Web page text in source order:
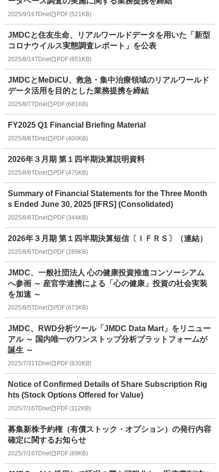
2025/9/16TDnet PDF(521KB)
JMDCと住友生命、リアルワールドデータを用いた「新型
コロナウイルス実態調査レポート」を公表
2025/8/14TDnet PDF(651KB)
JMDCとMeDiCU、救急・集中治療領域のリアルワールド
データ活用を目的とした業務提携を締結
2025/8/7TDnet PDF(681KB)
FY2025 Q1 Financial Briefing Material
2025/8/6TDnet PDF(400KB)
2026年３月期 第１四半期決算説明資料
2025/8/6TDnet PDF(475KB)
Summary of Financial Statements for the Three Month
s Ended June 30, 2025 [IFRS] (Consolidated)
2025/8/6TDnet PDF(344KB)
2026年３月期 第１四半期決算短信〔ＩＦＲＳ〕（連結）
2025/8/6TDnet PDF(289KB)
JMDC、一般社団法人 心の健康投資推進コンソーシアム
へ参画 ～ 産官学連携による「心の健康」投資の社会実装
を加速 ～
2025/8/5TDnet PDF(673KB)
JMDC、RWD分析ツール「JMDC Data Mart」をリニュー
アル ～ 国内唯一のワンストップ分析プラットフォームが
誕生 ～
2025/7/31 TDnet PDF(830KB)
Notice of Confirmed Details of Share Subscription Rig
hts (Stock Options Offered for Value)
2025/7/16TDnet PDF(112KB)
募集新株予約権（有償ストック・オプション）の発行内容
確定に関するお知らせ
2025/7/16TDnet PDF(89KB)